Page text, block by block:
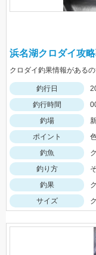
浜名湖クロダイ攻
クロダイ釣果情報がある
釣行日
釣行時間
釣場
ポイント
釣魚
釣り方
釣果
サイズ